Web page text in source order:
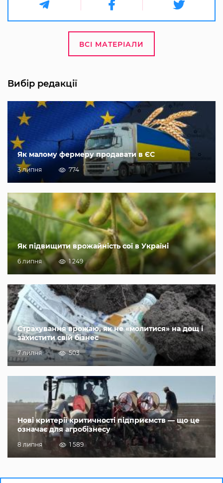
ВСІ МАТЕРІАЛИ
Вибір редакції
Як малому фермеру продавати в ЄС
3 липня 774
Як підвищити врожайність сої в Україні
6 липня 1 249
Страхування врожаю, як не «молитися» на дощ і
захистити свій бізнес
7 липня 503
Нові критерії критичності підприємств — що це
означає для агробізнесу
8 липня 1 589